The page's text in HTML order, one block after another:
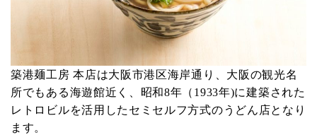
築港麺工房 本店は大阪市港区海岸通り、大阪の観光名
所でもある海遊館近く、昭和8年（1933年)に建築された
レトロビルを活用したセミセルフ方式のうどん店となり
ます。